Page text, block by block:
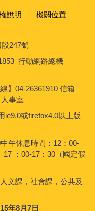
說明 機關位置
247號
行動網路總機
】04-26361910 信箱
事室
ie9.0或firefox4.0以上版
午休息時間：12：00-
17 ：00-17：30（國定假
文課，社會課，公共及
年8月7日